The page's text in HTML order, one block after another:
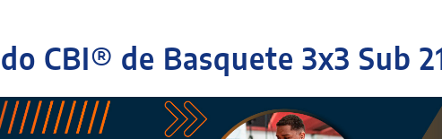
CBI® de Basquete 3x3 Sub 21